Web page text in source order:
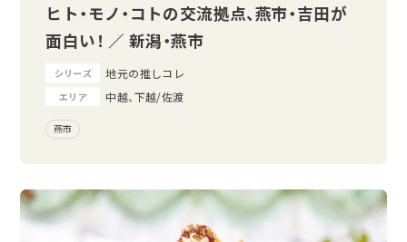
ヒト・モノ・コトの交流拠点、燕市・吉田が
面白い！ ／ 新潟・燕市
シリーズ 地元の推しコレ
エリア 中越、下越/佐渡
燕市